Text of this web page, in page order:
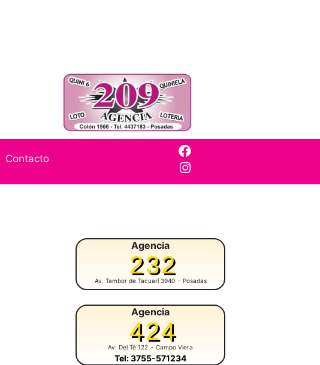
Contacto
Agencia
232
Av. Tambor de Tacuarí 3940 - Posadas
Agencia
424
Av. Del Té 122 - Campo Viera
Tel: 3755-571234